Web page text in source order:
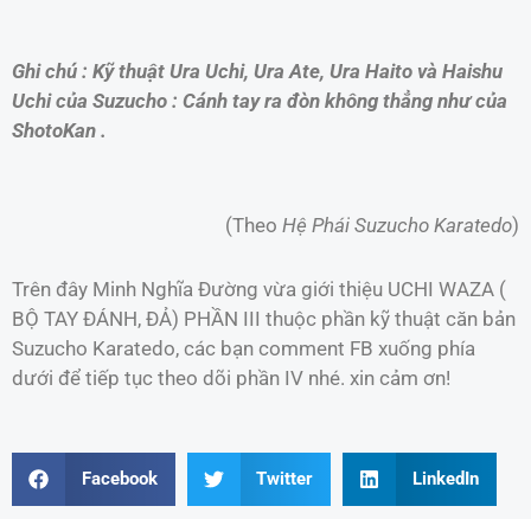
Ghi chú : Kỹ thuật Ura Uchi, Ura Ate, Ura Haito và Haishu
Uchi của Suzucho : Cánh tay ra đòn không thẳng như của
ShotoKan .
(Theo Hệ Phái Suzucho Karatedo)
Trên đây Minh Nghĩa Đường vừa giới thiệu UCHI WAZA (
BỘ TAY ĐÁNH, ĐẢ) PHẦN III thuộc phần kỹ thuật căn bản
Suzucho Karatedo, các bạn comment FB xuống phía
dưới để tiếp tục theo dõi phần IV nhé. xin cảm ơn!
Facebook Twitter LinkedIn